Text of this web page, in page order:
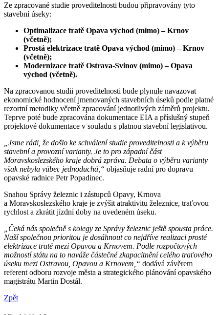
Ze zpracované studie proveditelnosti budou připravovány tyto
stavební úseky:
Optimalizace tratě Opava východ (mimo) – Krnov
(včetně);
Prostá elektrizace tratě Opava východ (mimo) – Krnov
(včetně);
Modernizace tratě Ostrava-Svinov (mimo) – Opava
východ (včetně).
Na zpracovanou studii proveditelnosti bude plynule navazovat
ekonomické hodnocení jmenovaných stavebních úseků podle platné
rezortní metodiky včetně zpracování jednotlivých záměrů projektu.
Teprve poté bude zpracována dokumentace EIA a příslušný stupeň
projektové dokumentace v souladu s platnou stavební legislativou.
„Jsme rádi, že došlo ke schválení studie proveditelnosti a k výběru
stavební a provozní varianty. Je to pro západní část
Moravskoslezského kraje dobrá zpráva. Debata o výběru varianty
však nebyla vůbec jednoduchá,“ objasňuje radní pro dopravu
opavské radnice Petr Popadinec.
Snahou Správy železnic i zástupců Opavy, Krnova
a Moravskoslezského kraje je zvýšit atraktivitu železnice, traťovou
rychlost a zkrátit jízdní doby na uvedeném úseku.
„Čeká nás společně s kolegy ze Správy železnic ještě spousta práce.
Naší společnou prioritou je dosáhnout co nejdříve realizaci prosté
elektrizace tratě mezi Opavou a Krnovem. Podle rozpočtových
možností státu na to naváže částečné zkapacitnění celého traťového
úseku mezi Ostravou, Opavou a Krnovem,“ dodává závěrem
referent odboru rozvoje města a strategického plánování opavského
magistrátu Martin Dostál.
Zpět